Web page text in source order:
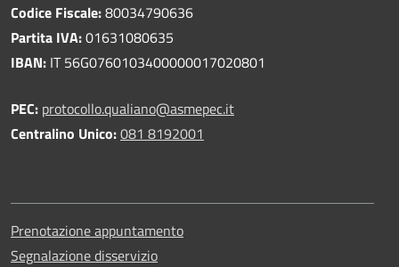
Codice Fiscale:80034790636
Partita IVA:01631080635
IBAN: IT 56G0760103400000017020801
PEC: protocollo.qualiano@asmepec.it
Centralino Unico:081 8192001
Prenotazione appuntamento
Segnalazione disservizio